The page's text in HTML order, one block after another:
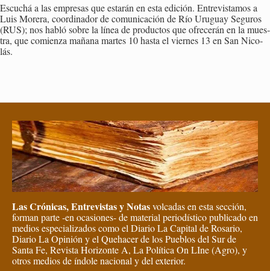
Es­cu­chá a las em­pre­sas que es­ta­rán en esta edi­ción. En­tre­vis­ta­mos a
Luis Mo­re­ra, coor­di­na­dor de co­mu­ni­ca­ción de Río Uru­guay Se­gu­ros
(RUS); nos habló sobre la línea de pro­duc­tos que ofre­ce­rán en la mues­
tra, que co­mien­za ma­ña­na mar­tes 10 hasta el vier­nes 13 en San Ni­co­
lás.
Las Crónicas, Entrevistas y Notasvolcadas en esta sección,
forman parte -en ocasiones- de material periodístico publicado en
medios especializados como el Diario La Capital de Rosario,
Diario La Opinión y el Quehacer de los Pueblos del Sur de
Santa Fe, Revista Horizonte A, La Política On LIne (Agro), y
otros medios de índole nacional y del exterior.